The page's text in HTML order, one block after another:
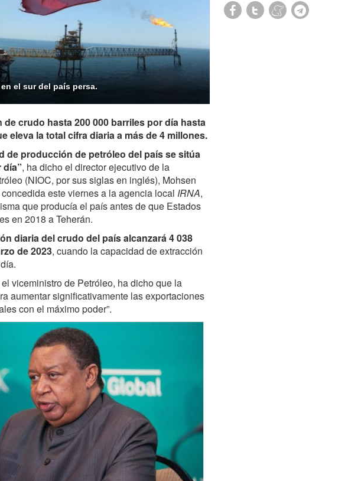
el sur del país persa.
crudo hasta 200 000 barriles por día hasta
eleva la total cifra diaria a más de 4 millones.
de producción de petróleo del país se sitúa
, ha dicho el director ejecutivo de la
(NIOC, por sus siglas en inglés), Mohsen
este viernes a la agencia local IRNA,
que producía el país antes de que Estados
en 2018 a Teherán.
diaria del crudo del país alcanzará 4 038
de 2023, cuando la capacidad de extracción
viceministro de Petróleo, ha dicho que la
aumentar significativamente las exportaciones
con el máximo poder”.